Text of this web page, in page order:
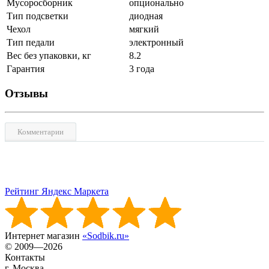
Мусоросборник
опционально
Тип подсветки
диодная
Чехол
мягкий
Тип педали
электронный
Вес без упаковки, кг
8.2
Гарантия
3 года
Отзывы
Комментарии
Рейтинг Яндекс Маркета
Интернет магазин «Sodbik.ru»
© 2009—2026
Контакты